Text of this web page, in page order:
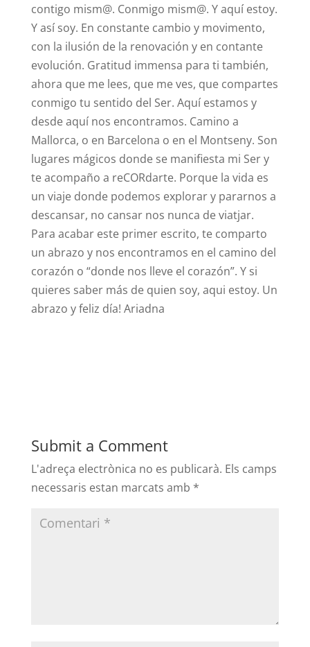
contigo mism@. Conmigo mism@. Y aquí estoy.
Y así soy. En constante cambio y movimento,
con la ilusión de la renovación y en contante
evolución. Gratitud immensa para ti también,
ahora que me lees, que me ves, que compartes
conmigo tu sentido del Ser. Aquí estamos y
desde aquí nos encontramos. Camino a
Mallorca, o en Barcelona o en el Montseny. Son
lugares mágicos donde se manifiesta mi Ser y
te acompaño a reCORdarte. Porque la vida es
un viaje donde podemos explorar y pararnos a
descansar, no cansar nos nunca de viatjar.
Para acabar este primer escrito, te comparto
un abrazo y nos encontramos en el camino del
corazón o “donde nos lleve el corazón”. Y si
quieres saber más de quien soy, aqui estoy. Un
abrazo y feliz día! Ariadna
Submit a Comment
L'adreça electrònica no es publicarà. Els camps
necessaris estan marcats amb *